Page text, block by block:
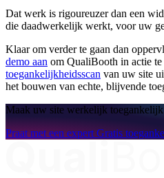
Dat werk is rigoureuzer dan een
die daadwerkelijk werkt, voor uw
Klaar om verder te gaan dan
demo aan om QualiBooth in actie te
toegankelijkheidsscan van uw site
het bouwen van echte, blijvende
Maak uw site werkelijk toegankelijk
Praat met een expert Gratis